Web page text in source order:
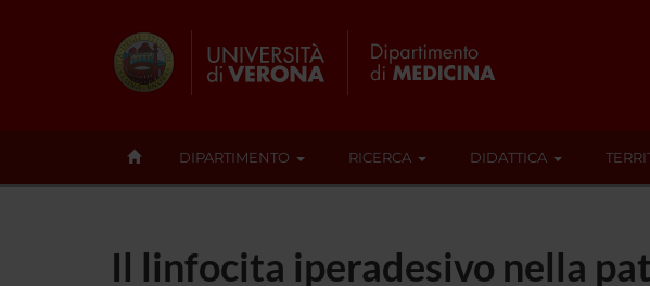
DIPARTIMENTO RICERCA DIDATTICA
Il linfocita iperadesivo nella